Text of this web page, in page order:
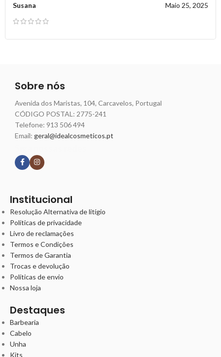
Susana Maio 25, 2025
Sobre nós
Avenida dos Maristas, 104, Carcavelos, Portugal
CÓDIGO POSTAL: 2775-241
Telefone: 913 506 494
Email: geral@idealcosmeticos.pt
Institucional
Resolução Alternativa de litígio
Políticas de privacidade
Livro de reclamações
Termos e Condições
Termos de Garantia
Trocas e devolução
Políticas de envio
Nossa loja
Destaques
Barbearia
Cabelo
Unha
Kits